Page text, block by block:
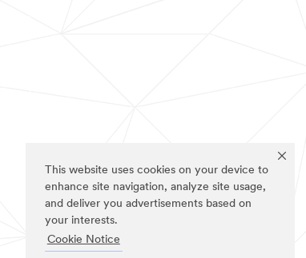
This website uses cookies on your device to
enhance site navigation, analyze site usage,
and deliver you advertisements based on
your interests.
Cookie Notice